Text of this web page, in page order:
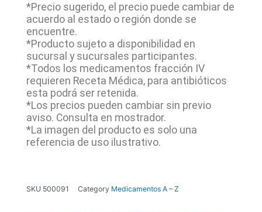
*Precio sugerido, el precio puede cambiar de
acuerdo al estado o región donde se
encuentre.
*Producto sujeto a disponibilidad en
sucursal y sucursales participantes.
*Todos los medicamentos fracción IV
requieren Receta Médica, para antibióticos
esta podrá ser retenida.
*Los precios pueden cambiar sin previo
aviso. Consulta en mostrador.
*La imagen del producto es solo una
referencia de uso ilustrativo.
SKU 500091 Category Medicamentos A – Z